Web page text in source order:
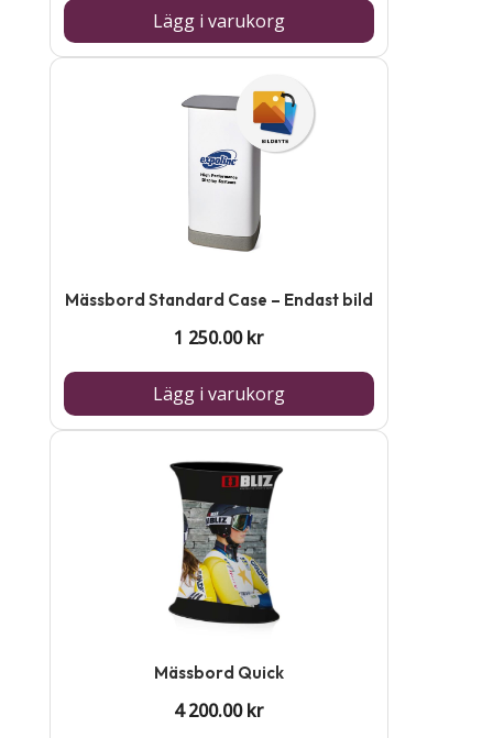
Lägg i varukorg
Mässbord Standard Case – Endast bild
1 250.00kr
Lägg i varukorg
Mässbord Quick
4 200.00kr